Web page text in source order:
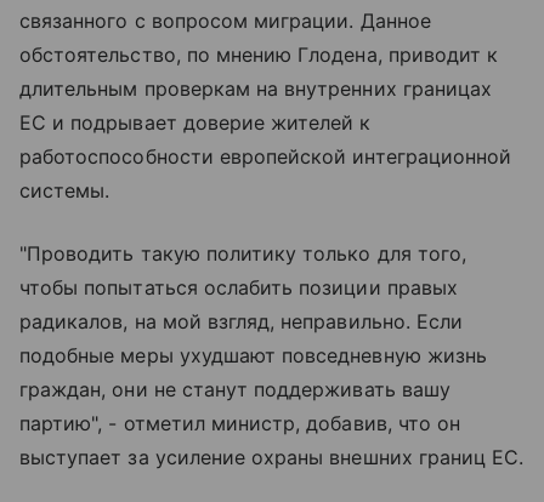
связанного с вопросом миграции. Данное
обстоятельство, по мнению Глодена, приводит к
длительным проверкам на внутренних границах
ЕС и подрывает доверие жителей к
работоспособности европейской интеграционной
системы.
"Проводить такую политику только для того,
чтобы попытаться ослабить позиции правых
радикалов, на мой взгляд, неправильно. Если
подобные меры ухудшают повседневную жизнь
граждан, они не станут поддерживать вашу
партию", - отметил министр, добавив, что он
выступает за усиление охраны внешних границ ЕС.